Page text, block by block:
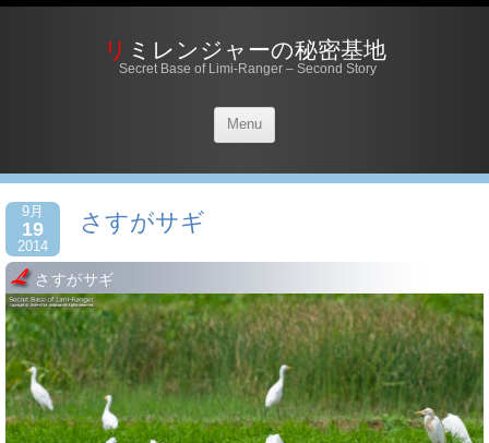
リミレンジャーの秘密基地
Secret Base of Limi-Ranger – Second Story
Menu
9月
19
2014
さすがサギ
さすがサギ